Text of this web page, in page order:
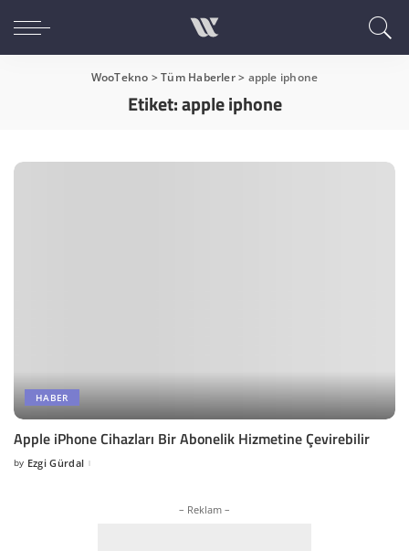
WooTekno >Tüm Haberler> apple iphone
Etiket:apple iphone
HABER
Apple iPhone Cihazları Bir Abonelik Hizmetine Çevirebilir
Posted
by Ezgi Gürdal
– Reklam –